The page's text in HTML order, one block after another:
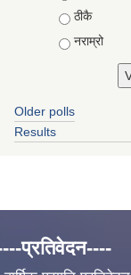
ठीकै
नराम्रो
Older polls
Results
प्रतिवेदन----